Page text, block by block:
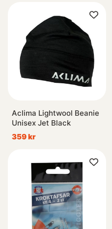
Aclima Lightwool Beanie
Unisex Jet Black
359 kr